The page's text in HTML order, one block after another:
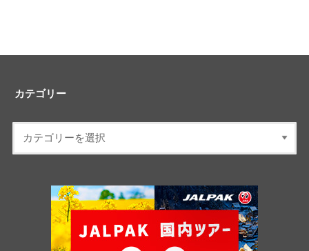
カテゴリー